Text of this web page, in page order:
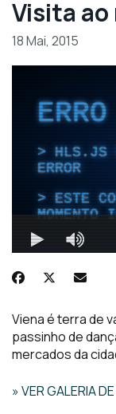
Visita ao
18 Mai, 2015
Viena é terra de
passinho de
mercados da
» VER GALERIA